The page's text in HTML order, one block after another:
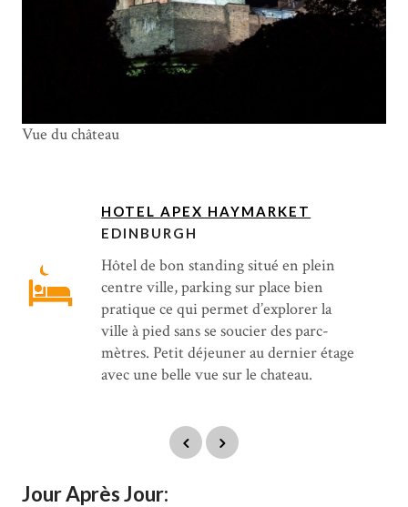
Vue du château
HOTEL APEX HAYMARKET
EDINBURGH
Hôtel de bon standing situé en plein
centre ville, parking sur place bien
pratique ce qui permet d’explorer la
ville à pied sans se soucier des parc-
mètres. Petit déjeuner au dernier étage
avec une belle vue sur le chateau.
Jour Après Jour: